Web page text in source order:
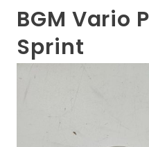
BGM Vario
Sprint